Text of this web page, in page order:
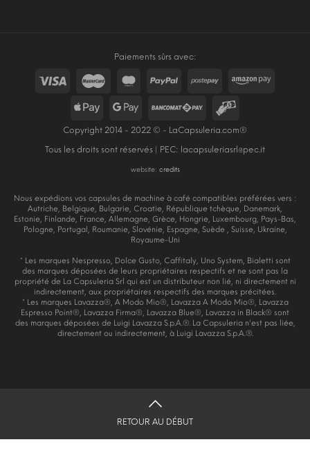
Paiements sûrs avec:
Copyright 2014 - 2022 © - LaCapsuleria.com®
Tous les droits sont réservés | PEC: lacapsuleriasrl@pec.it
website: credits
Nous expédions vos capsules de machine à café compatibles préférées vers :
Autriche, Belgique, Bulgarie, Croatie, République tchèque, Danemark,
Estonie, Finlande, France, Allemagne, Grèce, Hongrie, Luxembourg, Pays-Bas,
Pologne, Portugal, Roumanie, Slovénie, Espagne, Suède , Suisse, Ukraine,
Royaume-Uni
* Les marques Nespresso, Dolce Gusto, Caffitaly, Uno System, Bialetti sont
des marques déposées de leurs propriétaires respectifs et ne sont pas la
propriété de La Capsuleria Srl qui est un distributeur non lié, ni directement ni
indirectement, aux propriétaires respectifs des marques précitées.
* Les marques Lavazza®, A Modo Mio®, Lavazza A Modo Mio®, Lavazza
Espresso Point®, Lavazza Firma®, Lavazza Blue®, Lavazza in Black® sont
des marques déposées de Luigi Lavazza S.p.A.®. La Capsuleria n'est pas liée,
directement ou indirectement, à Luigi Lavazza S.p.A.®.
RETOUR AU DÉBUT